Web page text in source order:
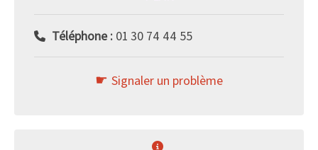
Téléphone : 01 30 74 44 55
Signaler un problème